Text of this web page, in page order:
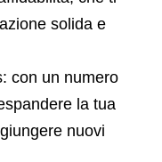
solida e
con un numero
la tua
nuovi